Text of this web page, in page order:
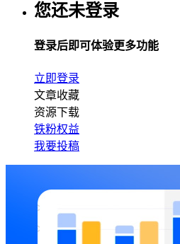
您还未登录
登录后即可体验更多功能
立即登录
文章收藏
资源下载
铁粉权益
我要投稿